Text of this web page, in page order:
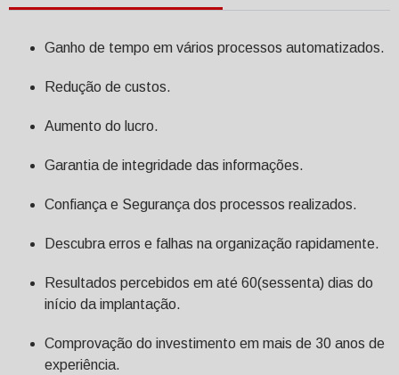
Ganho de tempo em vários processos automatizados.
Redução de custos.
Aumento do lucro.
Garantia de integridade das informações.
Confiança e Segurança dos processos realizados.
Descubra erros e falhas na organização rapidamente.
Resultados percebidos em até 60(sessenta) dias do
início da implantação.
Comprovação do investimento em mais de 30 anos de
experiência.